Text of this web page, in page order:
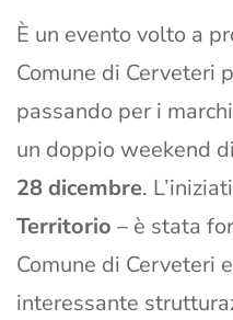
È un evento volto a
Comune di Cerveteri
passando per i
un doppio weekend
28 dicembre.
Territorio – è stata
Comune di Cerveteri
interessante